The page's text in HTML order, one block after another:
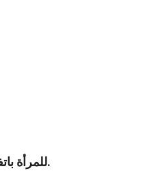
للمرأة باتفاق الأئمة أن تصلي على الجنازة؛ لأنها مخاطبة بأحكام الشريعة كالرجل، إلا ما جاء الدليل فيه بتخصيص أحدهما بحكم معين.